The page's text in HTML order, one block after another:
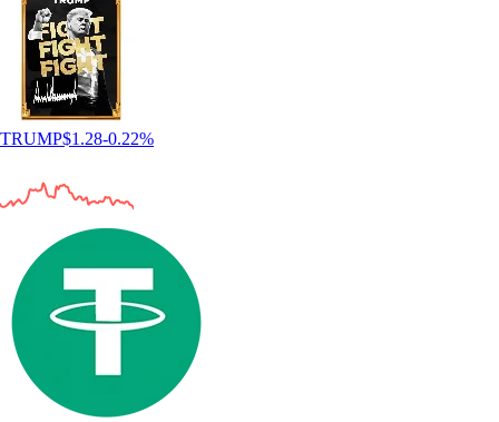
TRUMP$1.28-0.22%